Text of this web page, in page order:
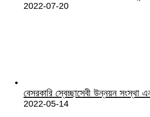
2022-07-20
বেসরকারি স্বেচ্ছাসেবী উন্নয়ন সংস্থা
2022-05-14